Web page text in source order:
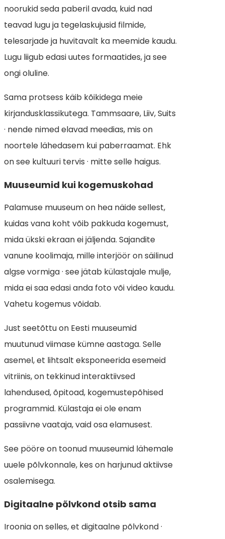
noorukid seda paberil avada, kuid nad
teavad lugu ja tegelaskujusid filmide,
telesarjade ja huvitavalt ka meemide kaudu.
Lugu liigub edasi uutes formaatides, ja see
ongi oluline.
Sama protsess käib kõikidega meie
kirjandusklassikutega. Tammsaare, Liiv, Suits
· nende nimed elavad meedias, mis on
noortele lähedasem kui paberraamat. Ehk
on see kultuuri tervis · mitte selle haigus.
Muuseumid kui kogemuskohad
Palamuse muuseum on hea näide sellest,
kuidas vana koht võib pakkuda kogemust,
mida ükski ekraan ei jäljenda. Sajandite
vanune koolimaja, mille interjöör on säilinud
algse vormiga · see jätab külastajale mulje,
mida ei saa edasi anda foto või video kaudu.
Vahetu kogemus võidab.
Just seetõttu on Eesti muuseumid
muutunud viimase kümne aastaga. Selle
asemel, et lihtsalt eksponeerida esemeid
vitriinis, on tekkinud interaktiivsed
lahendused, õpitoad, kogemustepõhised
programmid. Külastaja ei ole enam
passiivne vaataja, vaid osa elamusest.
See pööre on toonud muuseumid lähemale
uuele põlvkonnale, kes on harjunud aktiivse
osalemisega.
Digitaalne põlvkond otsib sama
Iroonia on selles, et digitaalne põlvkond ·